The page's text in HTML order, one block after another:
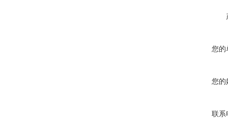
您的
您的
联系